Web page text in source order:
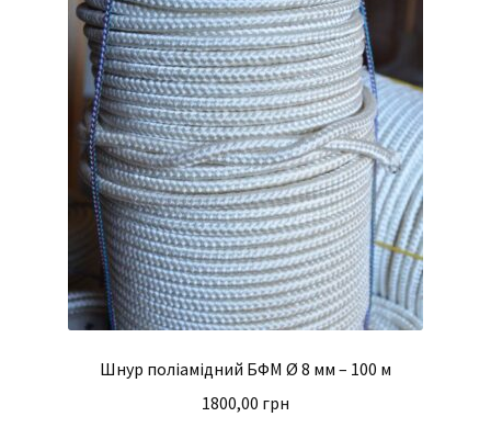
Шнур поліамідний БФМ Ø 8 мм – 100 м
1800,00 грн